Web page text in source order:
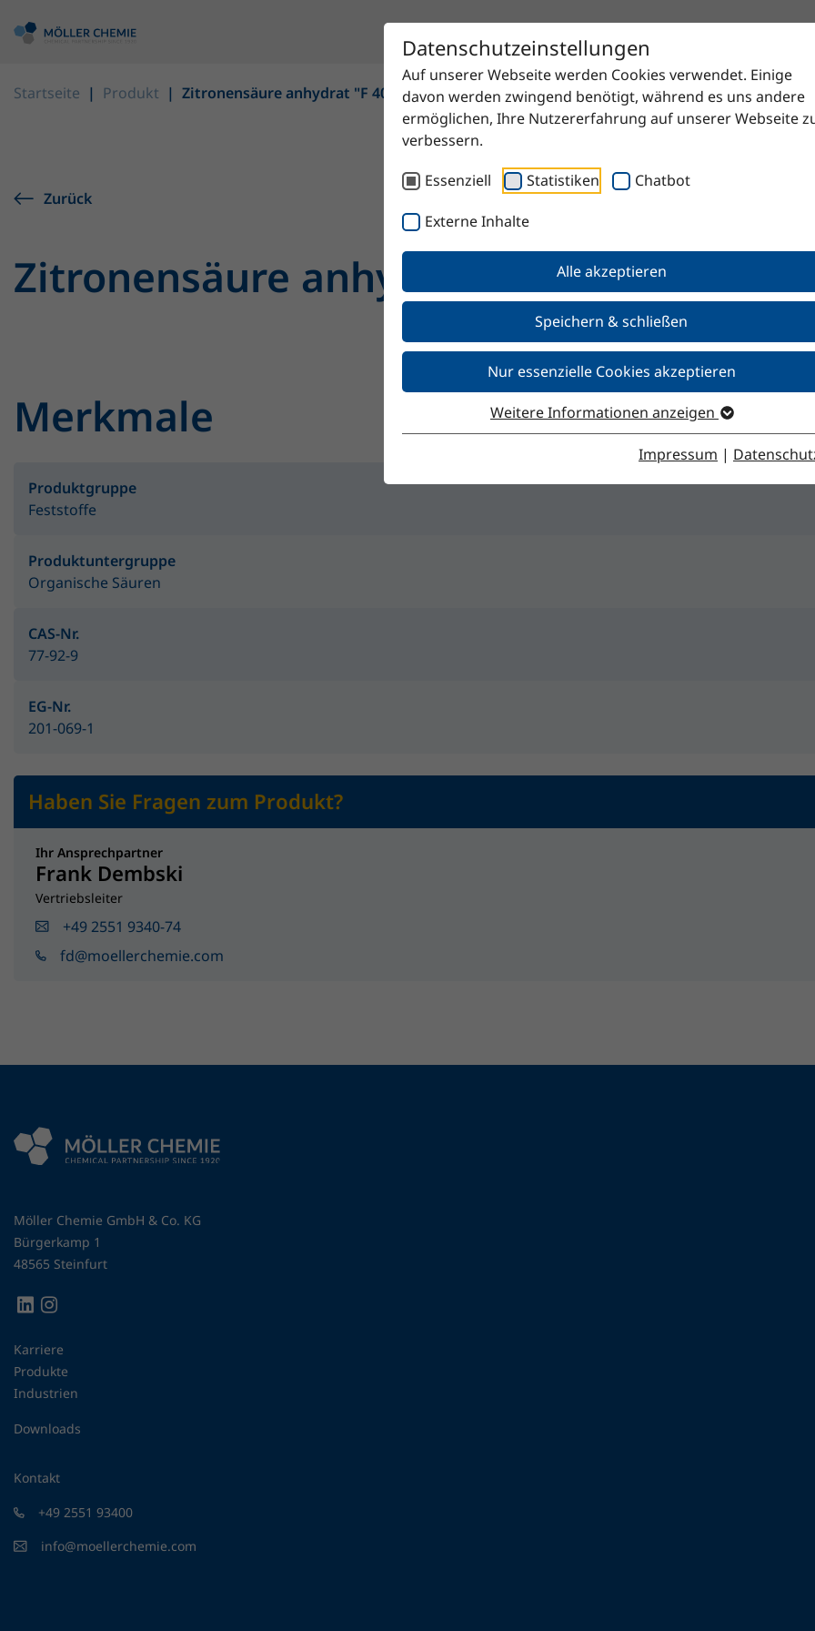
Datenschutzeinstellungen
Auf unserer Webseite werden Cookies verwendet. Einige
davon werden zwingend benötigt, während es uns andere
ermöglichen, Ihre Nutzererfahrung auf unserer Webseite
verbessern.
Essenziell
Statistiken Chatbot
Externe Inhalte
Alle akzeptieren
Speichern & schließen
Nur essenzielle Cookies akzeptieren
Weitere Informationen anzeigen
Impressum |
Startseite Produkt Zitronensäure anhydrat "F 4020" DAB fein
Zurück
Zitronensäure anhydrat "F 4020" DAB
Merkmale
Produktgruppe
Feststoffe
Produktuntergruppe
Organische Säuren
CAS-Nr.
77-92-9
EG-Nr.
201-069-1
Haben Sie Fragen zum Produkt?
Ihr Ansprechpartner
Frank Dembski
Vertriebsleiter
+49 2551 9340-74
fd@moellerchemie.com
Möller Chemie GmbH & Co. KG
Bürgerkamp 1
48565 Steinfurt
Karriere
Produkte
Industrien
Downloads
Kontakt
+49 2551 93400
info@moellerchemie.com